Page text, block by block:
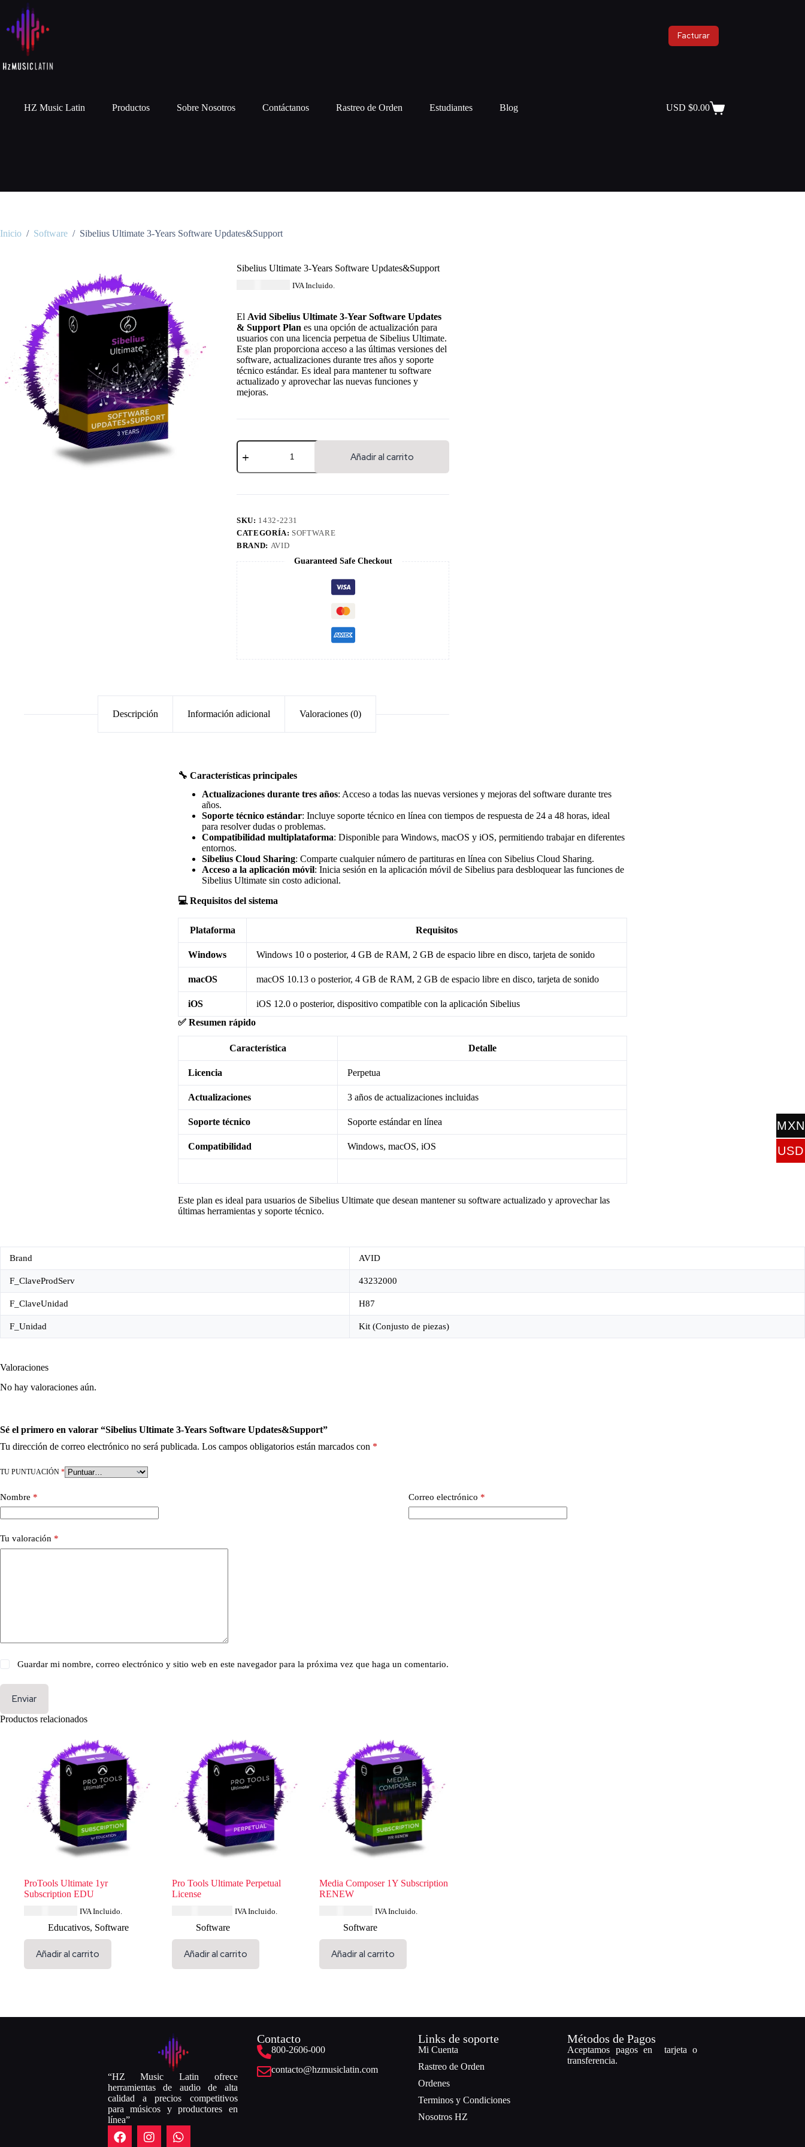
Facturar
HZ Music Latin Productos Sobre Nosotros Contáctanos Rastreo de Orden Estudiantes Blog USD $0.00
Inicio / Software / Sibelius Ultimate 3-Years Software Updates&Support
Sibelius Ultimate 3-Years Software Updates&Support
IVA Incluido.
El Avid Sibelius Ultimate 3-Year Software Updates
& Support Plan es una opción de actualización para
usuarios con una licencia perpetua de Sibelius Ultimate.
Este plan proporciona acceso a las últimas versiones del
software, actualizaciones durante tres años y soporte
técnico estándar. Es ideal para mantener tu software
actualizado y aprovechar las nuevas funciones y
mejoras.
Añadir al carrito
SKU: 1432-2231
CATEGORÍA: SOFTWARE
BRAND: AVID
Guaranteed Safe Checkout
Descripción Información adicional Valoraciones (0)
🔧 Características principales
Actualizaciones durante tres años: Acceso a todas las nuevas versiones y mejoras del software durante tres
años.
Soporte técnico estándar: Incluye soporte técnico en línea con tiempos de respuesta de 24 a 48 horas, ideal
para resolver dudas o problemas.
Compatibilidad multiplataforma: Disponible para Windows, macOS y iOS, permitiendo trabajar en diferentes
entornos.
Sibelius Cloud Sharing: Comparte cualquier número de partituras en línea con Sibelius Cloud Sharing.
Acceso a la aplicación móvil: Inicia sesión en la aplicación móvil de Sibelius para desbloquear las funciones de
Sibelius Ultimate sin costo adicional.
💻 Requisitos del sistema
Plataforma Requisitos
Windows Windows 10 o posterior, 4 GB de RAM, 2 GB de espacio libre en disco, tarjeta de sonido
macOS macOS 10.13 o posterior, 4 GB de RAM, 2 GB de espacio libre en disco, tarjeta de sonido
iOS
iOS 12.0 o posterior, dispositivo compatible con la aplicación Sibelius
✅ Resumen rápido
Característica Detalle
Licencia Perpetua
Actualizaciones 3 años de actualizaciones incluidas
Soporte técnico Soporte estándar en línea
Compatibilidad Windows, macOS, iOS
Este plan es ideal para usuarios de Sibelius Ultimate que desean mantener su software actualizado y aprovechar las
últimas herramientas y soporte técnico.
Brand AVID
F_ClaveProdServ 43232000
F_ClaveUnidad H87
F_Unidad Kit (Conjusto de piezas)
Valoraciones
No hay valoraciones aún.
Sé el primero en valorar “Sibelius Ultimate 3-Years Software Updates&Support”
Tu dirección de correo electrónico no será publicada. Los campos obligatorios están marcados con *
TU PUNTUACIÓN *
Nombre * Correo electrónico *
Tu valoración *
Guardar mi nombre, correo electrónico y sitio web en este navegador para la próxima vez que haga un comentario.
Enviar
Productos relacionados
ProTools Ultimate 1yr
Subscription EDU
IVA Incluido.
Educativos, Software
Añadir al carrito
Pro Tools Ultimate Perpetual
License
IVA Incluido.
Software
Añadir al carrito
Media Composer 1Y Subscription
RENEW
IVA Incluido.
Software
Añadir al carrito
“HZ Music Latin ofrece
herramientas de audio de alta
calidad a precios competitivos
para músicos y productores en
línea”
Contacto
800-2606-000
contacto@hzmusiclatin.com
Links de soporte
Mi Cuenta
Rastreo de Orden
Ordenes
Terminos y Condiciones
Nosotros HZ
Métodos de Pagos
Aceptamos pagos en tarjeta o
transferencia.
MXN
$
USD